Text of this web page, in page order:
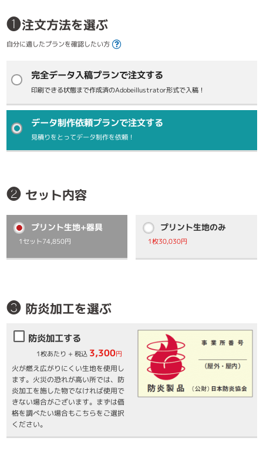
❶注文方法を選ぶ
自分に適したプランを確認したい方
完全データ入稿プランで注文する
印刷できる状態まで作成済のAdobeillustrator形式で入稿！
データ制作依頼プランで注文する
見積りをとってデータ制作を依頼！
❷ セット内容
プリント生地+器具
1セット74,850円
プリント生地のみ
1枚30,030円
❸ 防炎加工を選ぶ
防炎加工する
1枚あたり + 税込 3,300円
火が燃え広がりにくい生地を使用し
ます。火災の恐れが高い所では、防
炎加工を施した物でなければ使用で
きない場合がございます。まずは価
格を調べたい場合もこちらをご選択
ください。